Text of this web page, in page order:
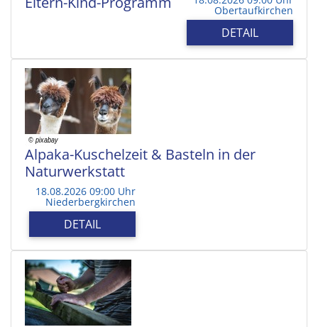
Obertaufkirchen
DETAIL
Alpaka-Kuschelzeit & Basteln in der
Naturwerkstatt
18.08.2026 09:00 Uhr
Niederbergkirchen
DETAIL